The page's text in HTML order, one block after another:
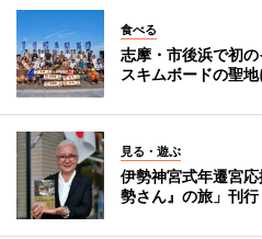
食べる
志摩・市後浜で初
スキムボードの聖地
見る・遊ぶ
伊勢神宮式年遷宮
勢さん』の旅」刊行